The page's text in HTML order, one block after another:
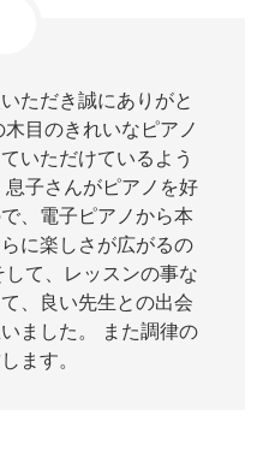
ただき誠にありがと
目のきれいなピアノ
いただけているよう
子さんがピアノを好
、電子ピアノから本
に楽しさが広がるの
て、レッスンの事な
、良い先生との出会
ました。 また調律の
ます。